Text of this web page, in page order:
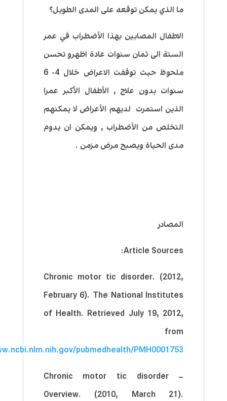
ما الذي يمكن توقعه على المدى الطويل؟
الاطفال المصابين بهذا الأضطراب في عمر
الستة الى ثمان سنوات عادة اظهرو تحسن
ملحوظ حيث توقفت الاعراض خلال 4- 6
سنوات بدون علاج , الأطفال الأكبر عمرا
الذين استمرت لديهم الأعراض لا يمكنهم
التخلص من الأضطراب , ويمكن ان يدوم
مدى الحياة ويصبح مرض مزمن .
المصادر
Article Sources:
Chronic motor tic disorder. (2012,
February 6). The National Institutes
of Health. Retrieved July 19, 2012,
from
pubmedhealth/PMH0001753/
Chronic motor tic disorder –
Overview. (2010, March 21).